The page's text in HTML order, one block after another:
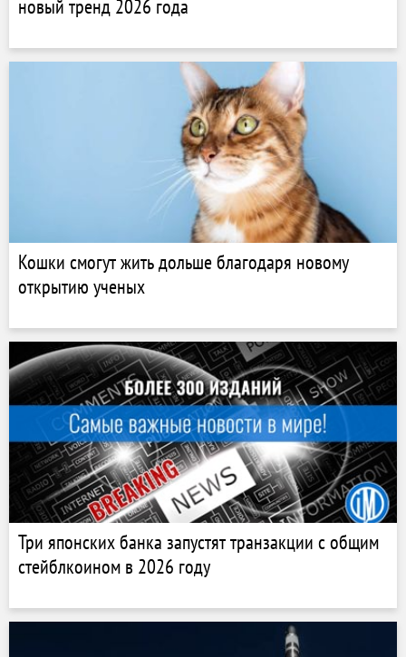
новый тренд 2026 года
Кошки смогут жить дольше благодаря новому
открытию ученых
Три японских банка запустят транзакции с общим
стейблкоином в 2026 году